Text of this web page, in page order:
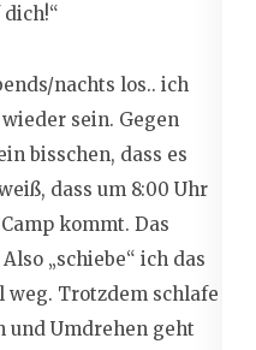
nachts los.. ich
sein. Gegen
bisschen, dass es
dass um 8:00 Uhr
kommt. Das
„schiebe“ ich das
weg. Trotzdem schlafe
und Umdrehen geht